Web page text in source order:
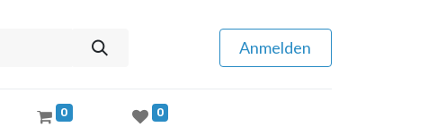
Anmelden
0 0